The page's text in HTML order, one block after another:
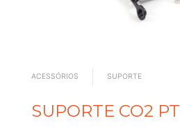
ACESSÓRIOS SUPORTE
SUPORTE CO2 PT